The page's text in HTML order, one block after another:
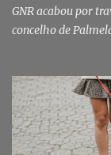
GNR acabou por
concelho de
militares da
detenção por furto
divulgada só nesta
Posto Territorial de